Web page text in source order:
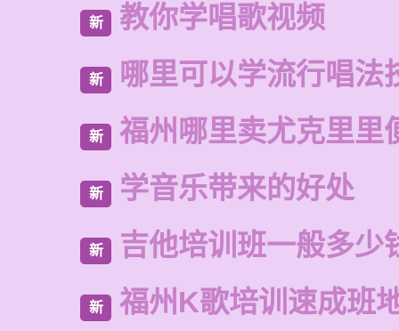
新 教你学唱歌视频
新 哪里可以学流行唱法
新 福州哪里卖尤克里里
新 学音乐带来的好处
新 吉他培训班一般多少
新 福州K歌培训速成班